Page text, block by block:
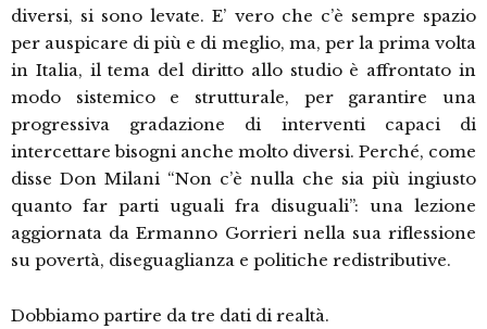
diversi, si sono levate. E’ vero che c’è sempre spazio
per auspicare di più e di meglio, ma, per la prima volta
in Italia, il tema del diritto allo studio è affrontato in
modo sistemico e strutturale, per garantire una
progressiva gradazione di interventi capaci di
intercettare bisogni anche molto diversi. Perché, come
disse Don Milani “Non c’è nulla che sia più ingiusto
quanto far parti uguali fra disuguali”: una lezione
aggiornata da Ermanno Gorrieri nella sua riflessione
su povertà, diseguaglianza e politiche redistributive.
Dobbiamo partire da tre dati di realtà.